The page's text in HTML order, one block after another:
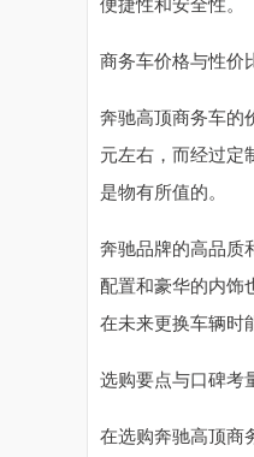
商务车价格与性价
奔驰高顶商务车的
元左右，而经过定
是物有所值的。
奔驰品牌的高品质
配置和豪华的内饰
在未来更换车辆时
选购要点与口碑考
在选购奔驰高顶商